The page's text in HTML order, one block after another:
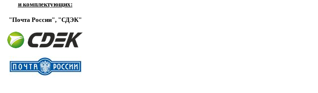
и комплектующих:
"Почта России", "СДЭК"